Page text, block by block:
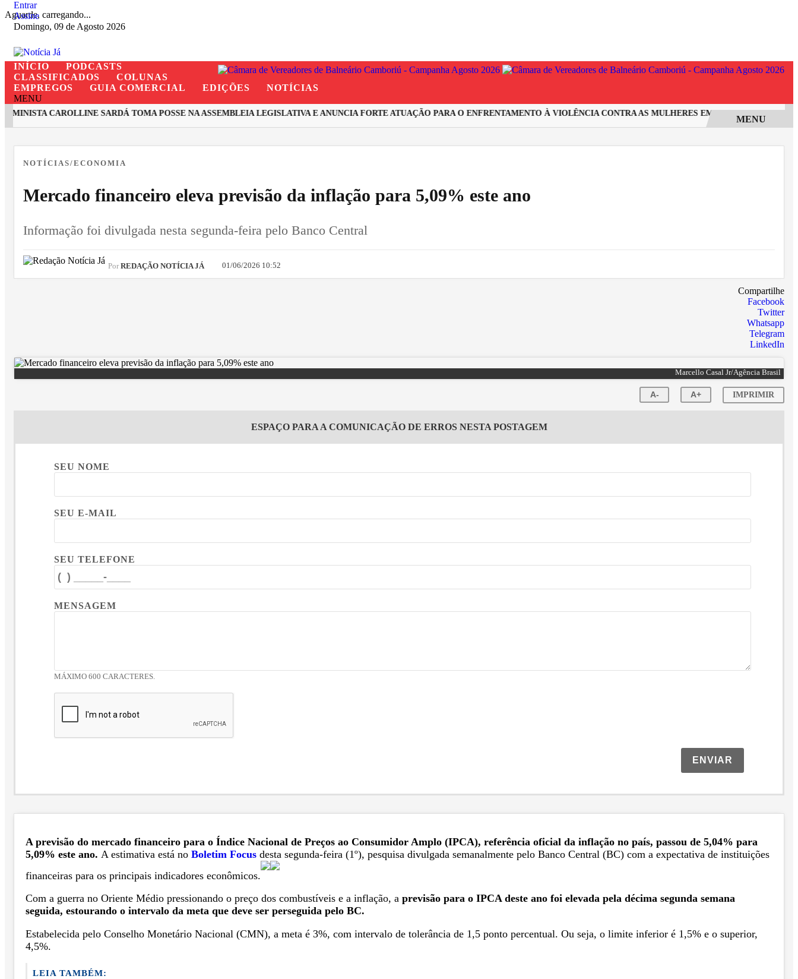
Aguarde, carregando...
Entrar
Assine
Domingo, 09 de Agosto 2026
INÍCIO
PODCASTS
CLASSIFICADOS
COLUNAS
EMPREGOS
GUIA COMERCIAL EDIÇÕES
NOTÍCIAS
MENU
CAROLLINE SARDÁ TOMA POSSE NA ASSEMBLEIA LEGISLATIVA E ANUNCIA FORTE ATUAÇÃO PARA O ENFRENTAMENTO À VIOLÊNCIA CONTRA AS MULHERES EM SANTA CATARINA
MENU
NOTÍCIAS/ECONOMIA
Mercado financeiro eleva previsão da inflação para 5,09% este ano
Informação foi divulgada nesta segunda-feira pelo Banco Central
Por REDAÇÃO NOTÍCIA JÁ 01/06/2026 10:52
Compartilhe
Facebook
Twitter
Whatsapp
Telegram
LinkedIn
Marcello Casal Jr/Agência Brasil
A- A+ IMPRIMIR
ESPAÇO PARA A COMUNICAÇÃO DE ERROS NESTA POSTAGEM
SEU NOME
SEU E-MAIL
SEU TELEFONE
MENSAGEM
MÁXIMO 600 CARACTERES.
ENVIAR
A previsão do mercado financeiro para o Índice Nacional de Preços ao Consumidor Amplo (IPCA), referência oficial da inflação no país, passou de 5,04% para
5,09% este ano. A estimativa está no Boletim Focus desta segunda-feira (1º), pesquisa divulgada semanalmente pelo Banco Central (BC) com a expectativa de instituições
financeiras para os principais indicadores econômicos.
Com a guerra no Oriente Médio pressionando o preço dos combustíveis e a inflação, a previsão para o IPCA deste ano foi elevada pela décima segunda semana
seguida, estourando o intervalo da meta que deve ser perseguida pelo BC.
Estabelecida pelo Conselho Monetário Nacional (CMN), a meta é 3%, com intervalo de tolerância de 1,5 ponto percentual. Ou seja, o limite inferior é 1,5% e o superior,
4,5%.
LEIA TAMBÉM: